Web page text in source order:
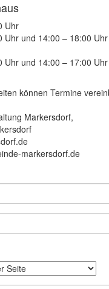
Uhr
Uhr und 14:00 – 18:00 Uhr
Uhr und 14:00 – 17:00 Uhr
können Termine
Markersdorf,
markersdorf.de